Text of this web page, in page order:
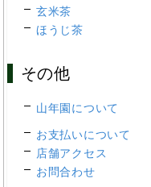
玄米茶
ほうじ茶
その他
山年園について
お支払いについて
店舗アクセス
お問合わせ